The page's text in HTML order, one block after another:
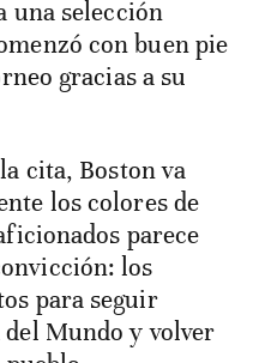
una selección
con buen pie
gracias a su
cita, Boston va
los colores de
parece
los
para seguir
del Mundo y volver